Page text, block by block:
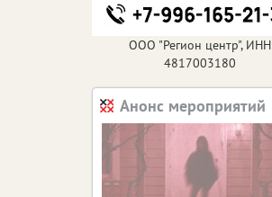
ООО "Регион центр", ИНН
4817003180
Анонс мероприятий